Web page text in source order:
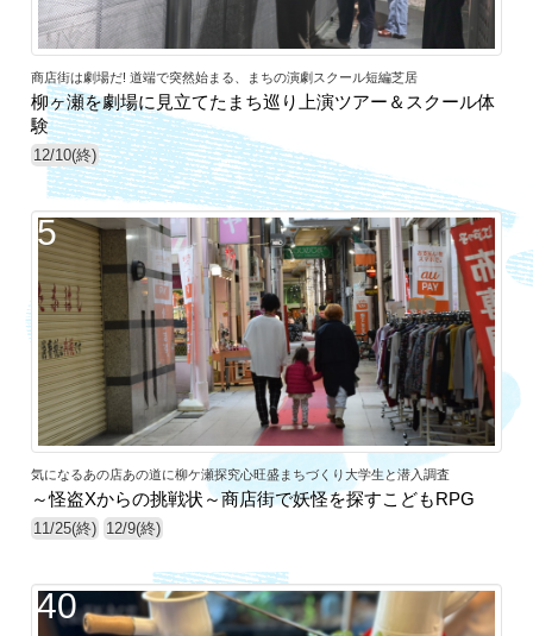
商店街は劇場だ! 道端で突然始まる、まちの演劇スクール短編芝居
柳ヶ瀬を劇場に見立てたまち巡り上演ツアー＆スクール体
験
12/10(終)
5
気になるあの店あの道に柳ケ瀬探究心旺盛まちづくり大学生と潜入調査
～怪盗Xからの挑戦状～商店街で妖怪を探すこどもRPG
11/25(終) 12/9(終)
40